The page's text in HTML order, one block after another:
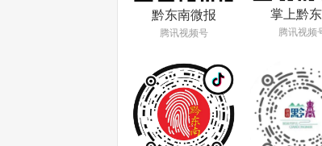
黔东南微报
腾讯视频号
掌上黔
腾讯视频